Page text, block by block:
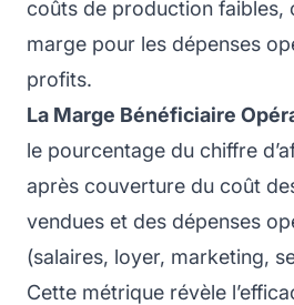
coûts de production faibles,
marge pour les dépenses
profits.
La Marge Bénéficiaire
le pourcentage du chiffre
après couverture du coût
vendues et des dépenses
(salaires, loyer, marketing,
Cette métrique révèle